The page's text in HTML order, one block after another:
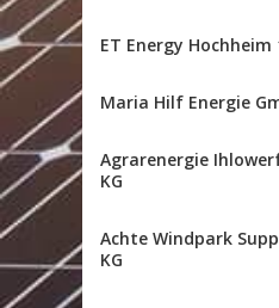
ET Energy Hochheim
Maria Hilf Energie
Agrarenergie
KG
Achte Windpark
KG